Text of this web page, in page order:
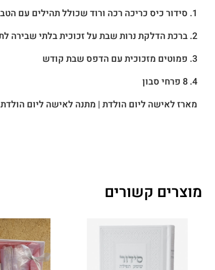
1. סידור כיס כריכה רכה ורוד שכולל תהילים עם הטבעת שם
2. ברכת הדלקת נרות שבת על זכוכית בלתי שבירה לתלייה בקיר
3. פמוטים מזכוכית עם הדפס שבת קודש
4. 8 פרחי סבון
מארז לאישה ליום הולדת | מתנה לאישה ליום הולדת
מוצרים קשורים